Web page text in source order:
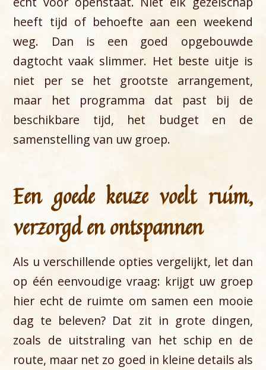
heeft tijd of behoefte aan een weekend
weg. Dan is een goed opgebouwde
dagtocht vaak slimmer. Het beste uitje is
niet per se het grootste arrangement,
maar het programma dat past bij de
beschikbare tijd, het budget en de
samenstelling van uw groep.
Een goede keuze voelt ruim,
verzorgd en ontspannen
Als u verschillende opties vergelijkt, let dan
op één eenvoudige vraag: krijgt uw groep
hier echt de ruimte om samen een mooie
dag te beleven? Dat zit in grote dingen,
zoals de uitstraling van het schip en de
route, maar net zo goed in kleine details als